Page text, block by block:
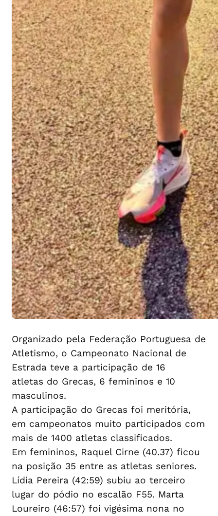
Organizado pela Federação Portuguesa de
Atletismo, o Campeonato Nacional de
Estrada teve a participação de 16
atletas do Grecas, 6 femininos e 10
masculinos.
A participação do Grecas foi meritória,
em campeonatos muito participados com
mais de 1400 atletas classificados.
Em femininos, Raquel Cirne (40.37) ficou
na posição 35 entre as atletas seniores.
Lídia Pereira (42:59) subiu ao terceiro
lugar do pódio no escalão F55. Marta
Loureiro (46:57) foi vigésima nona no